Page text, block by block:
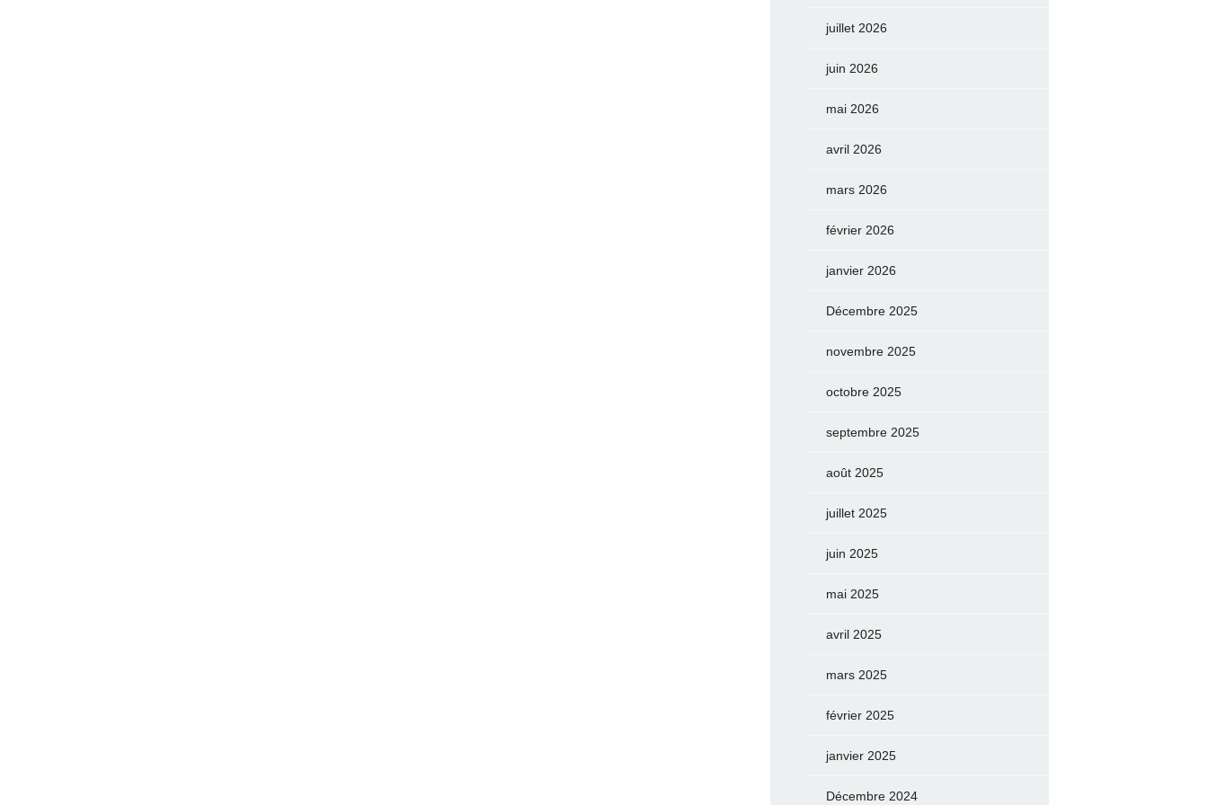
juillet 2026
juin 2026
mai 2026
avril 2026
mars 2026
février 2026
janvier 2026
Décembre 2025
novembre 2025
octobre 2025
septembre 2025
août 2025
juillet 2025
juin 2025
mai 2025
avril 2025
mars 2025
février 2025
janvier 2025
Décembre 2024